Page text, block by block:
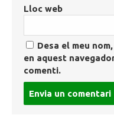
Lloc web
Desa el meu
en aquest
comenti.